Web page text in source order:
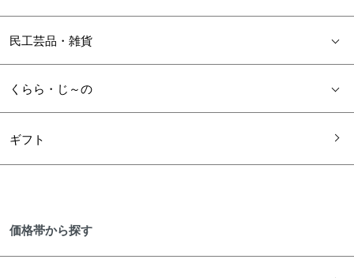
民工芸品・雑貨
くらら・じ～の
ギフト
価格帯から探す